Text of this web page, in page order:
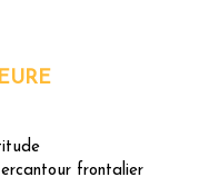
frontalier